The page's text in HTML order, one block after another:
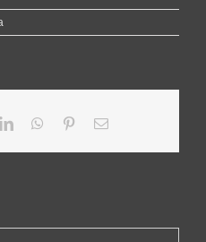
LinkedInWhatsApp
PinterestSähköposti